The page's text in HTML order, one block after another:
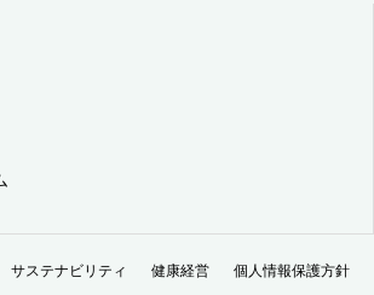
サステナビリティ 健康経営 個人情報保護方針